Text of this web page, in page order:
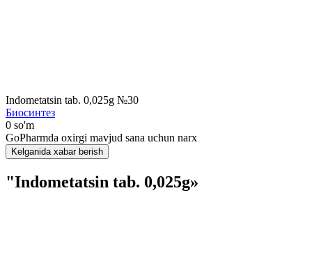
Indometatsin tab. 0,025g №30
Биосинтез
0 so'm
GoPharmda oxirgi mavjud sana uchun narx
Kelganida xabar berish
"Indometatsin tab. 0,025g»